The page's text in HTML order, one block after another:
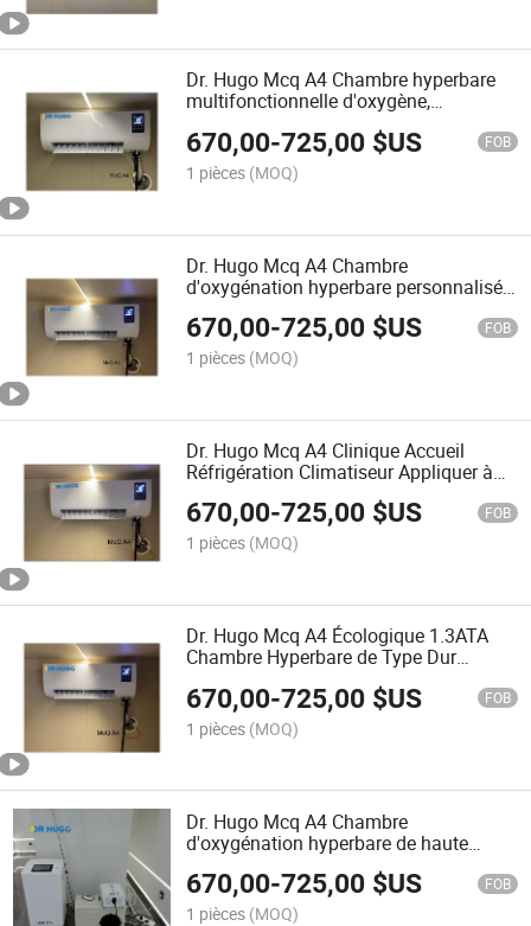
Dr. Hugo Mcq A4 Chambre hyperbare
multifonctionnelle d'oxygène,
l'environnement, climatiseur à eau
refroidie
670,00-725,00 $US FOB
1 pièces (MOQ)
Dr. Hugo Mcq A4 Chambre
d'oxygénation hyperbare personnalisée
rapide avec climatiseur à eau refroidie
climatiseur mini réfrigération
670,00-725,00 $US FOB
1 pièces (MOQ)
Dr. Hugo Mcq A4 Clinique Accueil
Réfrigération Climatiseur Appliquer à
Chambre Hyperbare d'Oxygène D'eau
Refroidie Climatiseur
670,00-725,00 $US FOB
1 pièces (MOQ)
Dr. Hugo Mcq A4 Écologique 1.3ATA
Chambre Hyperbare de Type Dur
par Eau
670,00-725,00 $US FOB
1 pièces (MOQ)
Dr. Hugo Mcq A4 Chambre
d'oxygénation hyperbare de haute
qualité avec climatiseur à eau refroidie
respectueux de l'environnement
670,00-725,00 $US FOB
1 pièces (MOQ)